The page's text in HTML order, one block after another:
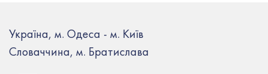
Україна, м. Одеса - м. Київ
Словаччина, м. Братислава